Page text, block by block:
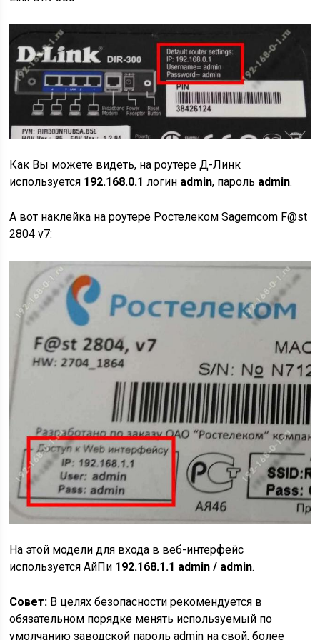
Как Вы можете видеть, на роутере Д-Линк
используется 192.168.0.1 логин admin, пароль admin.
А вот наклейка на роутере Ростелеком Sagemcom F@st
2804 v7:
На этой модели для входа в веб-интерфейс
используется АйПи 192.168.1.1 admin / admin.
Совет: В целях безопасности рекомендуется в
обязательном порядке менять используемый по
умолчанию заводской пароль admin на свой, более